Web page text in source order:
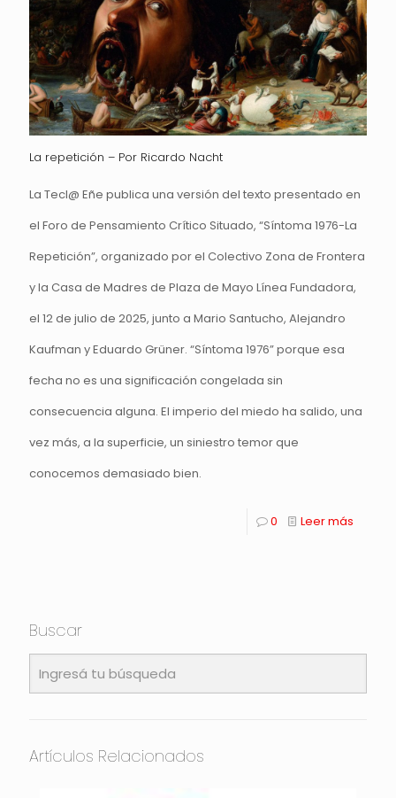
La repetición – Por Ricardo Nacht
La Tecl@ Eñe publica una versión del texto presentado en
el Foro de Pensamiento Crítico Situado, “Síntoma 1976-La
Repetición”, organizado por el Colectivo Zona de Frontera
y la Casa de Madres de Plaza de Mayo Línea Fundadora,
el 12 de julio de 2025, junto a Mario Santucho, Alejandro
Kaufman y Eduardo Grüner. “Síntoma 1976” porque esa
fecha no es una significación congelada sin
consecuencia alguna. El imperio del miedo ha salido, una
vez más, a la superficie, un siniestro temor que
conocemos demasiado bien.
0 Leer más
Buscar
Artículos Relacionados